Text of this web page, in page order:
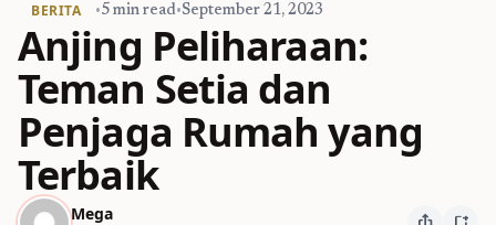
BERITA •5 min read•September 21, 2023
Anjing Peliharaan:
Teman Setia dan
Penjaga Rumah yang
Terbaik
Mega